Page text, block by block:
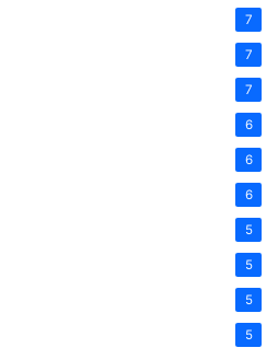
7
7
7
6
6
6
5
5
5
5